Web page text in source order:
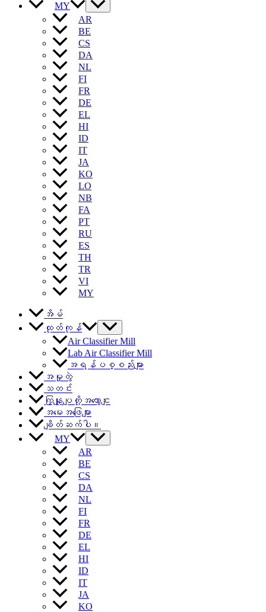
MY
AR
BE
CS
DA
NL
FI
FR
DE
EL
HI
ID
IT
JA
KO
LO
NB
FA
PT
RU
ES
TH
TR
VI
MY
အိမ်
ထုတ်ကုန်
Air Classifier Mill
Lab Air Classifier Mill
အရန်ပစ္စည်းများ
အမှုတွဲ
သတင်း
ကြှနျုပျတို့အကွောငျး
အမေးအဖြေများ
ချိတ်ဆက်ပါ။
MY
AR
BE
CS
DA
NL
FI
FR
DE
EL
HI
ID
IT
JA
KO